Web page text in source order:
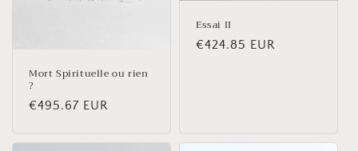
Mort Spirituelle ou rien
?
Prix
€495.67 EUR
Essai II
Prix
€424.85 EUR